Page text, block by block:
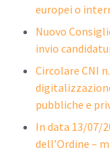
europei o
Nuovo
invio
Circolare CNI
pubbliche e
In data 13/07/
dell’Ordine –